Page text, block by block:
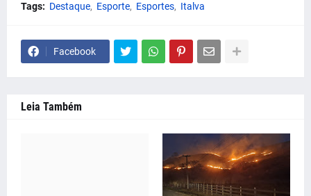
Tags: Destaque Esporte Esportes Italva
Facebook
Leia Também